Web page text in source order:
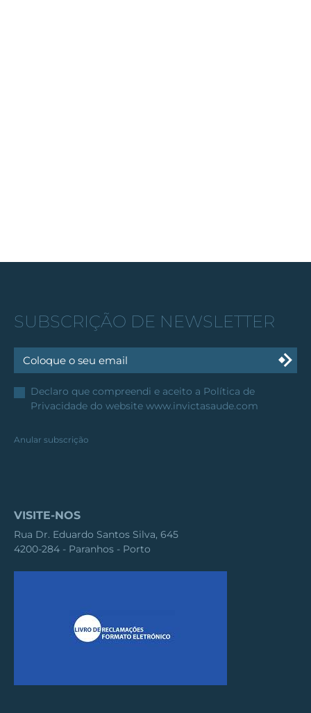
SUBSCRIÇÃO DE NEWSLETTER
Declaro que compreendi e aceito a Política de
Privacidade do website www.invictasaude.com
Anular subscrição
VISITE-NOS
Rua Dr. Eduardo Santos Silva, 645
4200-284 - Paranhos - Porto